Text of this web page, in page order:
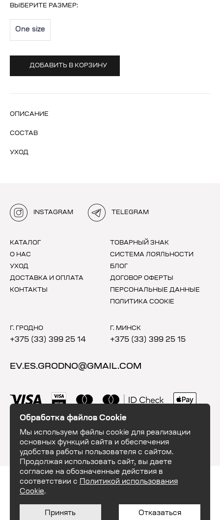
ВЫБЕРИТЕ РАЗМЕР:
One size
ДОБАВИТЬ В КОРЗИНУ
ОПИСАНИЕ
СОСТАВ
УХОД
INSTAGRAM TELEGRAM
КАТАЛОГ
О НАС
УХОД
ДОСТАВКА И ОПЛАТА
КОНТАКТЫ
ТОВАРНЫЙ ЗНАК
СИСТЕМА ЛОЯЛЬНОСТИ
БЛОГ
ДОГОВОР ОФЕРТЫ
ПЕРСОНАЛЬНЫЕ ДАННЫЕ
ПОЛИТИКА COOKIE
Г. ГРОДНО
+375 (33) 399 25 14
Г. МИНСК
+375 (33) 399 25 15
EV.ES.GRODNO@GMAIL.COM
ООО "ЕвэндЕс". УНП 591035684. 230003, Республика Беларусь, г. Гродно,
шоссе Озёрское 16. Свидетельство о государственной регистрации
№591035684, выдано Гродненским городским исполнительным
реестре Республики Беларусь 26.02.2024 №574959.
© 2026 ООО "ЕвэндЕс"
Обработка файлов Cookie
Мы используем файлы cookie для реализации
основных функций сайта и обеспечения
удобства работы пользователя с сайтом.
Продолжая использовать сайт, вы даете
согласие на обозначенные действия в
соответствии с Политикой использования
Cookie.
Принять Отказаться